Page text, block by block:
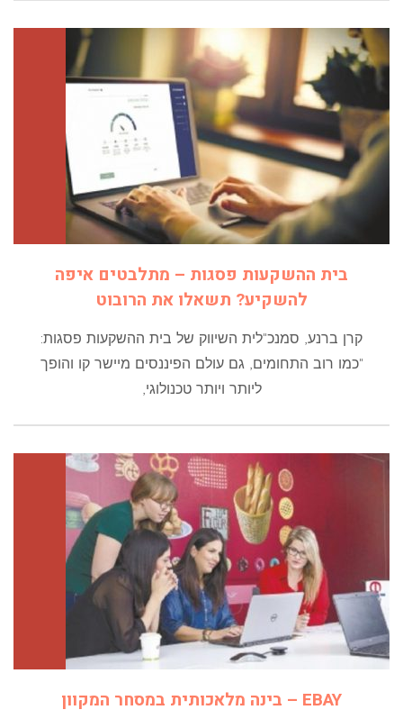
בית ההשקעות פסגות – מתלבטים איפה
להשקיע? תשאלו את הרובוט
קרן ברנע, סמנכ"לית השיווק של בית ההשקעות פסגות:
"כמו רוב התחומים, גם עולם הפיננסים מיישר קו והופך
ליותר ויותר טכנולוגי,
EBAY – בינה מלאכותית במסחר המקוון